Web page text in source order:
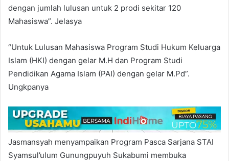
dengan jumlah lulusan untuk 2 prodi sekitar 120
Mahasiswa”. Jelasya
“Untuk Lulusan Mahasiswa Program Studi Hukum Keluarga
Islam (HKI) dengan gelar M.H dan Program Studi
Pendidikan Agama Islam (PAI) dengan gelar M.Pd”.
Ungkpanya
Jasmansyah menyampaikan Program Pasca Sarjana STAI
Syamsul’ulum Gunungpuyuh Sukabumi membuka